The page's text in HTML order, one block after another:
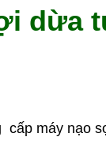
dừa
máy nạo